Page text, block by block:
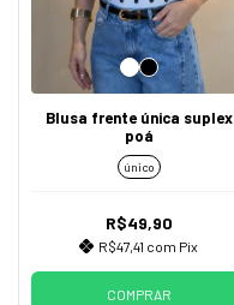
Blusa frente única suplex
poá
único
R$49,90
R$47,41 com Pix
COMPRAR